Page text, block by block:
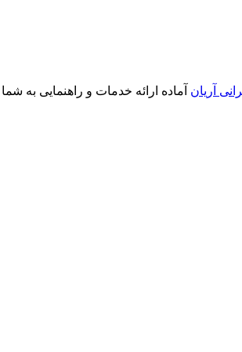
آریان آماده ارائه خدمات و راهنمایی به